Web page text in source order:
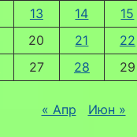
13 14 15
20 21 22
27 28 29
« Апр Июн »